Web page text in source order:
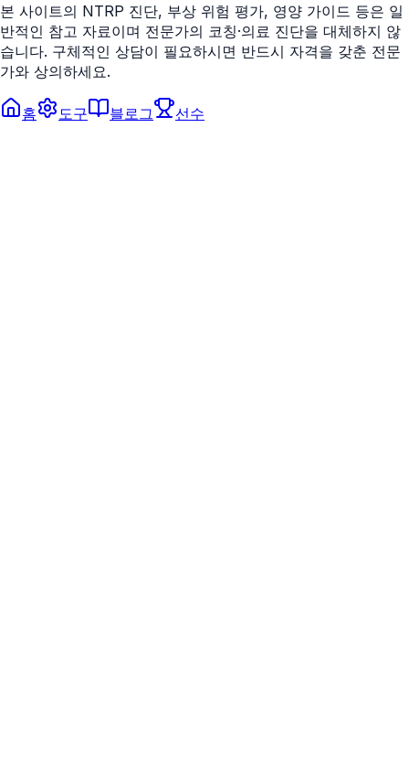
본 사이트의 NTRP 진단, 부상 위험 평가, 영양 가이드 등은 일
반적인 참고 자료이며 전문가의 코칭·의료 진단을 대체하지 않
습니다. 구체적인 상담이 필요하시면 반드시 자격을 갖춘 전문
가와 상의하세요.
홈 도구 블로그 선수